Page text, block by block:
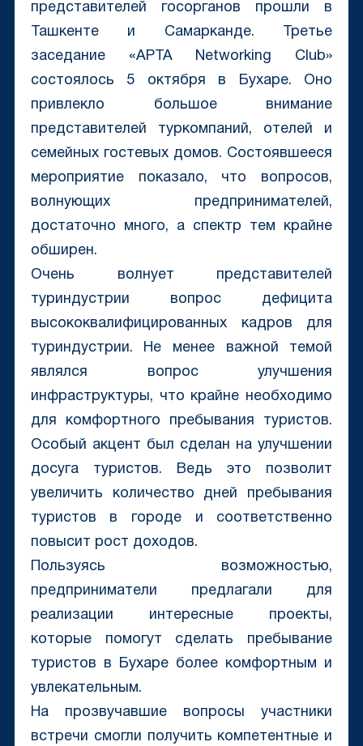
представителей госорганов прошли в
Ташкенте и Самарканде. Третье
заседание «APTA Networking Club»
состоялось 5 октября в Бухаре. Оно
привлекло большое внимание
представителей туркомпаний, отелей и
семейных гостевых домов. Состоявшееся
мероприятие показало, что вопросов,
волнующих предпринимателей,
достаточно много, а спектр тем крайне
обширен.
Очень волнует представителей
туриндустрии вопрос дефицита
высококвалифицированных кадров для
туриндустрии. Не менее важной темой
являлся вопрос улучшения
инфраструктуры, что крайне необходимо
для комфортного пребывания туристов.
Особый акцент был сделан на улучшении
досуга туристов. Ведь это позволит
увеличить количество дней пребывания
туристов в городе и соответственно
повысит рост доходов.
Пользуясь возможностью,
предприниматели предлагали для
реализации интересные проекты,
которые помогут сделать пребывание
туристов в Бухаре более комфортным и
увлекательным.
На прозвучавшие вопросы участники
встречи смогли получить компетентные и